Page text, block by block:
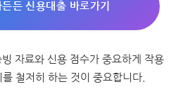
든 신용대출 바로가기
자료와 신용 점수가 중요하게 작용
철저히 하는 것이 중요합니다.